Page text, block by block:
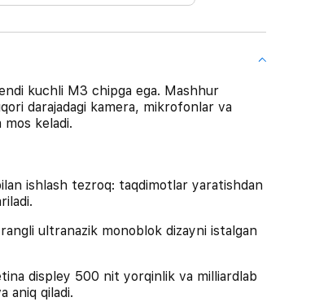
kuchli M3 chipga ega. Mashhur
darajadagi kamera, mikrofonlar va
mos keladi.
ishlash tezroq: taqdimotlar yaratishdan
ultranazik monoblok dizayni istalgan
displey 500 nit yorqinlik va milliardlab
aniq qiladi.